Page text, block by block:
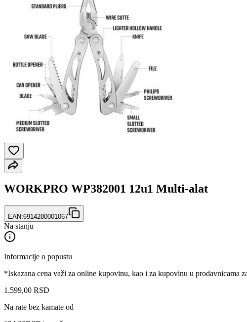
WORKPRO WP382001 12u1 Multi-alat
EAN:6914280001067
Na stanju
Informacije o popustu
*Iskazana cena važi za online kupovinu, kao i za kupovinu u prodavnicama
1.599,00 RSD
Na rate bez kamate od